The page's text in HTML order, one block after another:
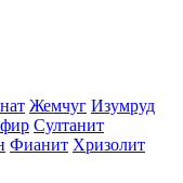
Жемчуг Изумруд
Султанит
Фианит Хризолит